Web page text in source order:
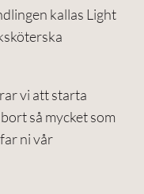
kallas Light
vi att starta
så mycket som
ni vår